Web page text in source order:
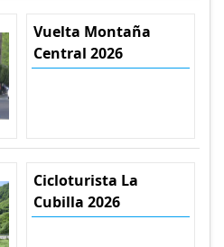
Vuelta Montaña
Central 2026
Cicloturista La
Cubilla 2026